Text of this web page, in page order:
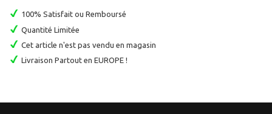
100% Satisfait ou Remboursé
Quantité Limitée
Cet article n'est pas vendu en magasin
Livraison Partout en EUROPE !